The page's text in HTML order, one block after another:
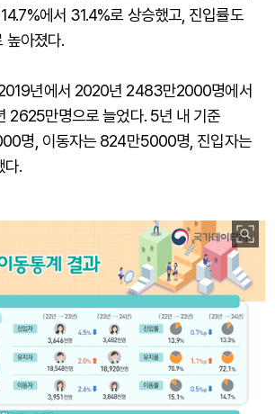
에서 31.4%로 상승했고, 진입률도
높아졌다.
년에서 2020년 2483만2000명에서
2625만명으로 늘었다. 5년 내 기준
명, 이동자는 824만5000명, 진입자는
다.